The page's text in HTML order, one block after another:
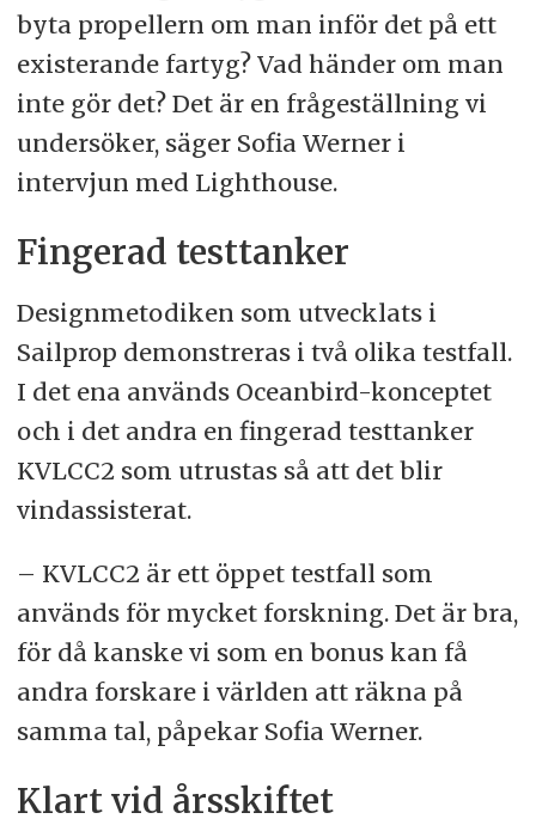
byta propellern om man inför det på ett
existerande fartyg? Vad händer om man
inte gör det? Det är en frågeställning vi
undersöker, säger Sofia Werner i
intervjun med Lighthouse.
Fingerad testtanker
Designmetodiken som utvecklats i
Sailprop demonstreras i två olika testfall.
I det ena används Oceanbird-konceptet
och i det andra en fingerad testtanker
KVLCC2 som utrustas så att det blir
vindassisterat.
– KVLCC2 är ett öppet testfall som
används för mycket forskning. Det är bra,
för då kanske vi som en bonus kan få
andra forskare i världen att räkna på
samma tal, påpekar Sofia Werner.
Klart vid årsskiftet